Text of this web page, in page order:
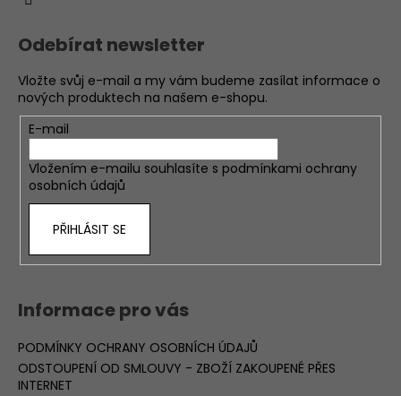
Odebírat newsletter
Vložte svůj e-mail a my vám budeme zasílat informace o
nových produktech na našem e-shopu.
E-mail
Vložením e-mailu souhlasíte s podmínkami ochrany
osobních údajů
PŘIHLÁSIT SE
Informace pro vás
PODMÍNKY OCHRANY OSOBNÍCH ÚDAJŮ
ODSTOUPENÍ OD SMLOUVY - ZBOŽÍ ZAKOUPENÉ PŘES
INTERNET